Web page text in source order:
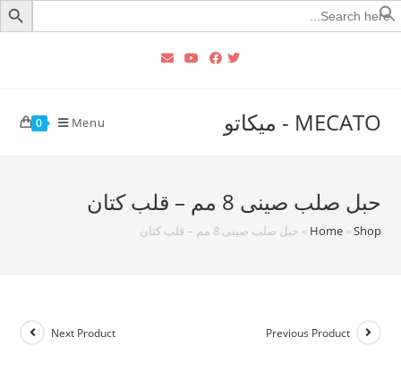
Search
for:
MECATO - ميكاتو 0 Menu
حبل صلب صينى 8 مم – قلب كتان
Home»Shop
» حبل صلب صينى 8 مم – قلب كتان
Previous Product
Next Product